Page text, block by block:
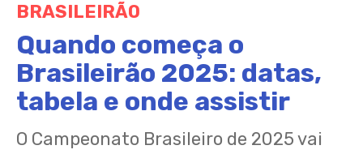
BRASILEIRÃO
Quando começa o
Brasileirão 2025: datas,
tabela e onde assistir
O Campeonato Brasileiro de 2025 vai